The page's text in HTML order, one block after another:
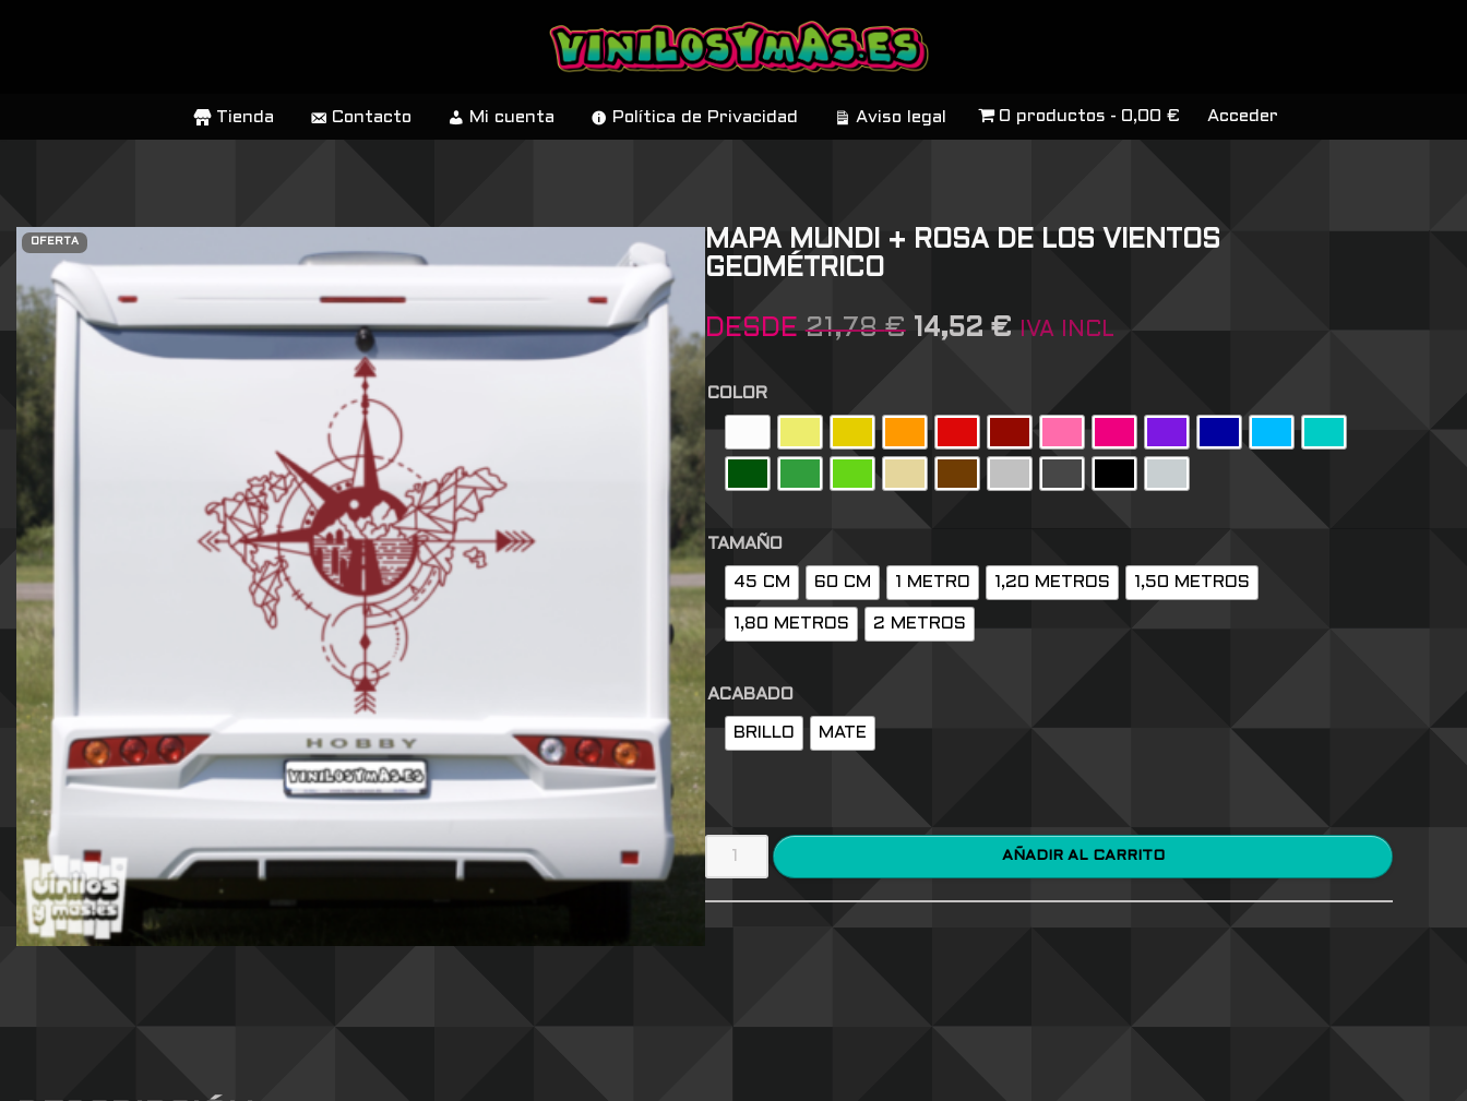
Tienda Contacto Mi cuenta Política de Privacidad Aviso legal 0 productos 0,00 € Acceder
OFERTA
MAPA MUNDI + ROSA DE LOS VIENTOS
GEOMÉTRICO
DESDE 21,78€ 14,52€ IVA INCL
COLOR
TAMAÑO
45 CM 60 CM 1 METRO 1,20 METROS 1,50 METROS
1,80 METROS 2 METROS
ACABADO
BRILLO MATE
AÑADIR AL CARRITO